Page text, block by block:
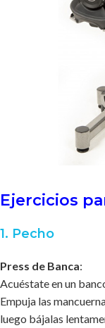
Ejercicios
1. Pecho
Press de Banca:
Acuéstate en un
Empuja las
luego bájalas